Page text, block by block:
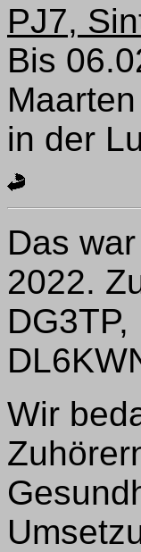
PJ7,
Bis
in der
Das
2022.
Wir